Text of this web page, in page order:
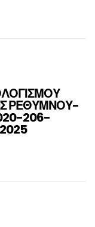
ΡΕΘΥΜΝΟΥ-
206-